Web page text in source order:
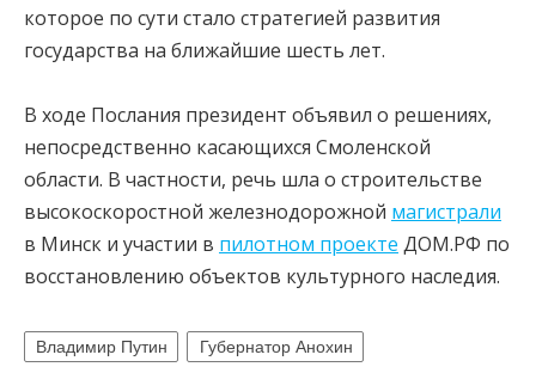
которое по сути стало стратегией развития
государства на ближайшие шесть лет.
В ходе Послания президент объявил о решениях,
непосредственно касающихся Смоленской
области. В частности, речь шла о строительстве
высокоскоростной железнодорожной магистрали
в Минск и участии в пилотном проекте ДОМ.РФ по
восстановлению объектов культурного наследия.
Владимир Путин Губернатор Анохин